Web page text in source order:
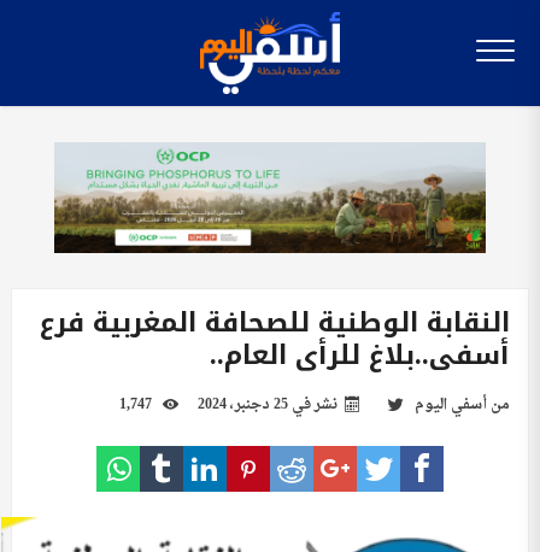
النقابة الوطنية للصحافة المغربية فرع
أسفي..بلاغ للرأي العام..
منأسفي اليوم نشر في25 دجنبر، 2024